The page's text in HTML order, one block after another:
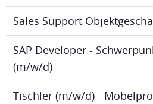
Sales Support
SAP Developer -
(m/w/d)
Tischler (m/w/d) -